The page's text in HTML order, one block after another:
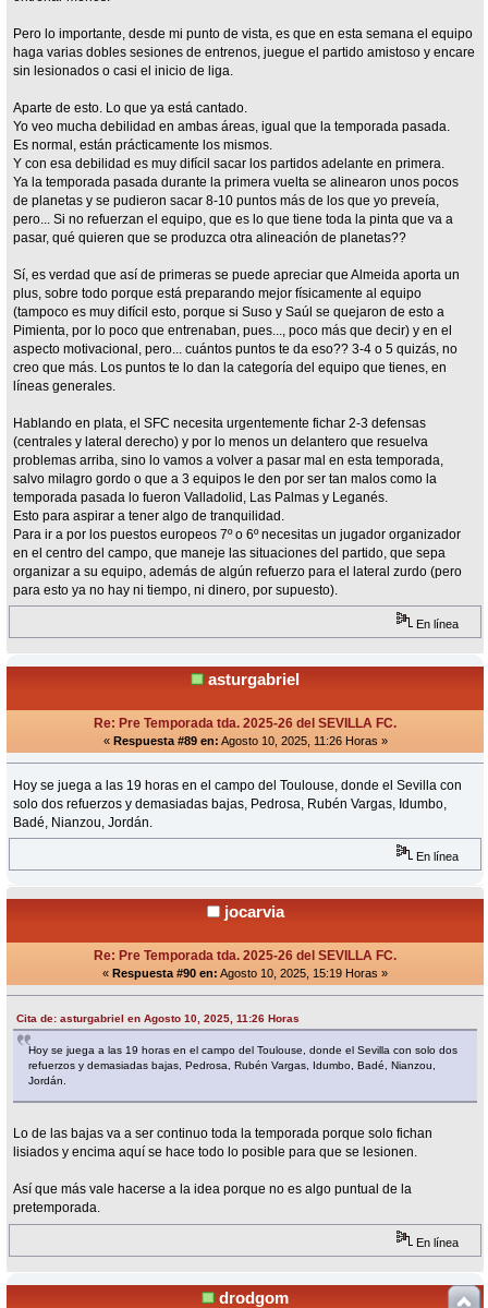
Pero lo importante, desde mi punto de vista, es que en esta semana el equipo
haga varias dobles sesiones de entrenos, juegue el partido amistoso y encare
sin lesionados o casi el inicio de liga.
Aparte de esto. Lo que ya está cantado.
Yo veo mucha debilidad en ambas áreas, igual que la temporada pasada.
Es normal, están prácticamente los mismos.
Y con esa debilidad es muy difícil sacar los partidos adelante en primera.
Ya la temporada pasada durante la primera vuelta se alinearon unos pocos
de planetas y se pudieron sacar 8-10 puntos más de los que yo preveía,
pero... Si no refuerzan el equipo, que es lo que tiene toda la pinta que va a
pasar, qué quieren que se produzca otra alineación de planetas??
Sí, es verdad que así de primeras se puede apreciar que Almeida aporta un
plus, sobre todo porque está preparando mejor físicamente al equipo
(tampoco es muy difícil esto, porque si Suso y Saúl se quejaron de esto a
Pimienta, por lo poco que entrenaban, pues..., poco más que decir) y en el
aspecto motivacional, pero... cuántos puntos te da eso?? 3-4 o 5 quizás, no
creo que más. Los puntos te lo dan la categoría del equipo que tienes, en
líneas generales.
Hablando en plata, el SFC necesita urgentemente fichar 2-3 defensas
(centrales y lateral derecho) y por lo menos un delantero que resuelva
problemas arriba, sino lo vamos a volver a pasar mal en esta temporada,
salvo milagro gordo o que a 3 equipos le den por ser tan malos como la
temporada pasada lo fueron Valladolid, Las Palmas y Leganés.
Esto para aspirar a tener algo de tranquilidad.
Para ir a por los puestos europeos 7º o 6º necesitas un jugador organizador
en el centro del campo, que maneje las situaciones del partido, que sepa
organizar a su equipo, además de algún refuerzo para el lateral zurdo (pero
para esto ya no hay ni tiempo, ni dinero, por supuesto).
En línea
asturgabriel
Re: Pre Temporada tda. 2025-26 del SEVILLA FC.
« Respuesta #89 en: Agosto 10, 2025, 11:26 Horas »
Hoy se juega a las 19 horas en el campo del Toulouse, donde el Sevilla con
solo dos refuerzos y demasiadas bajas, Pedrosa, Rubén Vargas, Idumbo,
Badé, Nianzou, Jordán.
En línea
jocarvia
Re: Pre Temporada tda. 2025-26 del SEVILLA FC.
« Respuesta #90 en: Agosto 10, 2025, 15:19 Horas »
Cita de: asturgabriel en Agosto 10, 2025, 11:26 Horas
Hoy se juega a las 19 horas en el campo del Toulouse, donde el Sevilla con solo dos
refuerzos y demasiadas bajas, Pedrosa, Rubén Vargas, Idumbo, Badé, Nianzou,
Jordán.
Lo de las bajas va a ser continuo toda la temporada porque solo fichan
lisiados y encima aquí se hace todo lo posible para que se lesionen.
Así que más vale hacerse a la idea porque no es algo puntual de la
pretemporada.
En línea
drodgom